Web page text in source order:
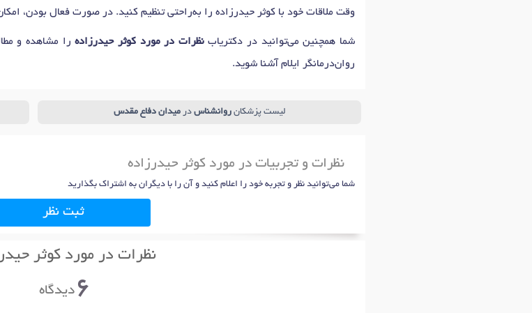
وقت ملاقات خود با کوثر حیدرزاده را به‌راحتی تنظیم کنید. در صورت فعال بودن،
شما همچنین می‌توانید در دکتریابنظرات در مورد کوثر حیدرزادهرا مشاهده و
روان‌درمانگر ایلام آشنا شوید.
لیست پزشکانروانشناس درمیدان دفاع مقدس
نظرات و تجربیات در مورد کوثر حیدرزاده
شما می‌توانید نظر و تجربه خود را اعلام کنید و آن را با دیگران به اشتراک بگذارید
ثبت نظر
نظرات در مورد کوثر
6دیدگاه